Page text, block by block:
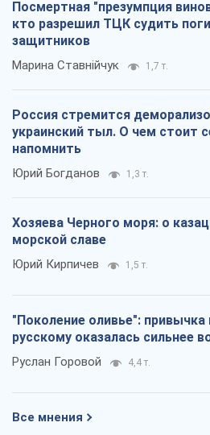
Посмертная "презумпция
кто разрешил ТЦК судить
защитников
Марина Ставнійчук 1,7 т.
Россия стремится
украинский тыл. О чем стоит
напомнить
Юрий Богданов 1,3 т.
Хозяева Черного моря: о
морской славе
Юрий Кирпичев 1,5 т.
"Поколение оливье": привычка
русскому оказалась сильнее
Руслан Горовой 4,4 т.
Все мнения